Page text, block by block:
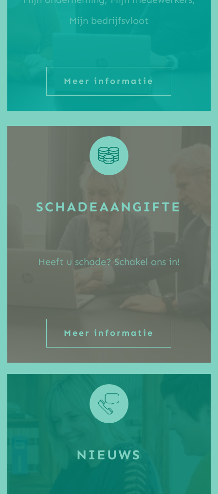
Mijn bedrijfsvloot
Meer informatie
SCHADEAANGIFTE
Heeft u schade? Schakel ons in!
Meer informatie
NIEUWS